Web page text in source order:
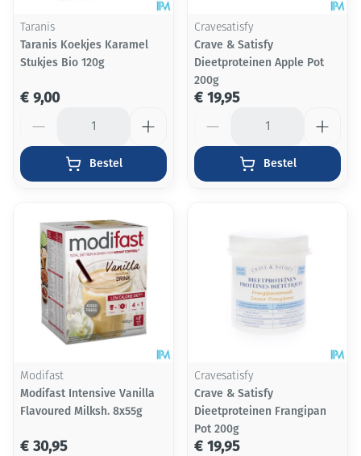
Taranis
Taranis Koekjes Karamel
Stukjes Bio 120g
€ 9,00
Bestel
Cravesatisfy
Crave & Satisfy
Dieetproteinen Apple Pot
200g
€ 19,95
Bestel
Modifast
Modifast Intensive Vanilla
Flavoured Milksh. 8x55g
€ 30,95
Cravesatisfy
Crave & Satisfy
Dieetproteinen Frangipan
Pot 200g
€ 19,95